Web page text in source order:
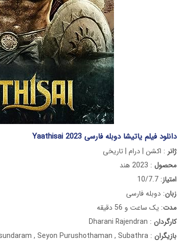
دانلود فیلم یاتیشا دوبله فارسی Yaathisai 2023
ژانر : اکشن | درام | تاریخی
محصول : 2023 هند
امتیاز: 10/7.7
زبان: دوبله فارسی
مدت: یک ساعت و 56 دقیقه
کارگردان : Dharani Rajendran
بازیگران : Guru Somasundaram , Seyon Purushothaman , Subathra